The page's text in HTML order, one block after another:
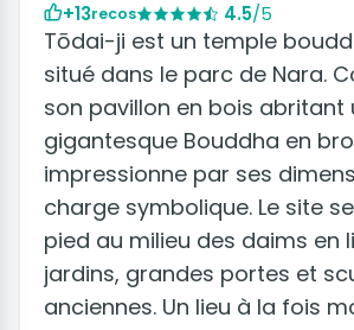
+13recos 4.5/5
Tōdai-ji est un temple
situé dans le parc de Nara.
son pavillon en bois abritant
gigantesque Bouddha en
impressionne par ses
charge symbolique. Le site
pied au milieu des daims en
jardins, grandes portes et
anciennes. Un lieu à la fois